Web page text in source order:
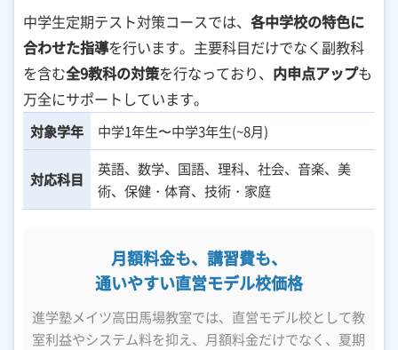
中学生定期テスト対策コースでは、 各中学校の特色に
合わせた指導を行います。主要科目だけでなく副教科
を含む全9教科の対策を行なっており、 内申点アップも
万全にサポートしています。
対象学年 中学1年生〜中学3年生(~8月)
対応科目
英語、数学、国語、理科、社会、音楽、美
術、保健・体育、技術・家庭
月額料金も、講習費も、
通いやすい直営モデル校価格
進学塾メイツ高田馬場教室では、直営モデル校として教
室利益やシステム料を抑え、 月額料金だけでなく、夏期